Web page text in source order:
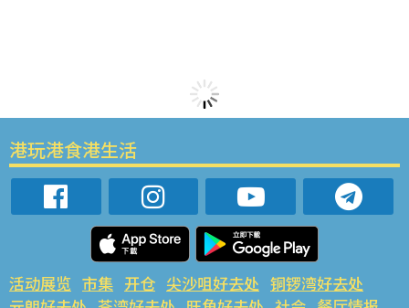
港玩港食港生活
活动展览 市集 开仓 尖沙咀好去处 铜锣湾好去处